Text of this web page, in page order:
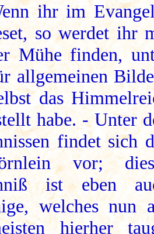
ihr im
so werdet ihr
Mühe finden,
allgemeinen
das
habe. - Unter
findet sich
vor;
ist eben
welches nun
hierher